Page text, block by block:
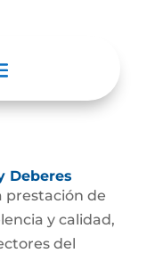
de los
Deberes
prestación de
y calidad,
del